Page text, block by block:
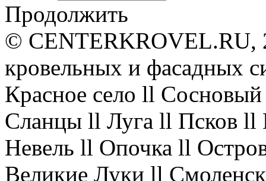
Продолжить
© CENTERKROVEL.RU,
кровельных и фасадных
Красное село ll
Сланцы ll Луга ll Псков
Невель ll Опочка ll
Великие Луки ll